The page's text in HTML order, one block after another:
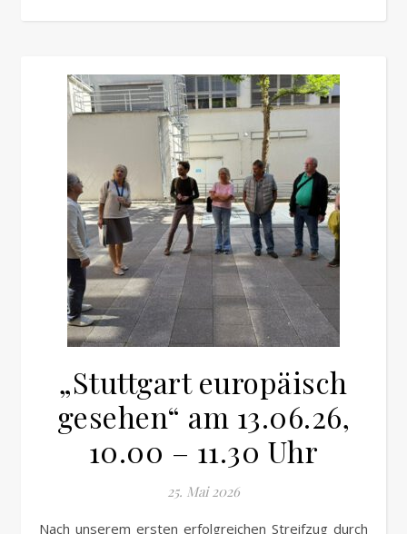
„Stuttgart europäisch
gesehen“ am 13.06.26,
10.00 – 11.30 Uhr
25. Mai 2026
Nach unserem ersten erfolgreichen Streifzug durch